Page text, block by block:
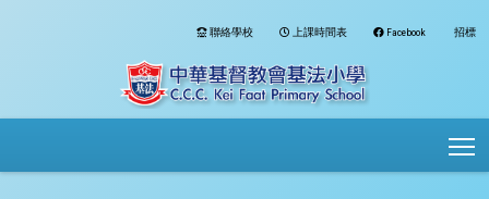
聯絡學校 上課時間表 Facebook 招標